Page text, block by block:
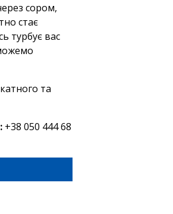
сором,
стає
турбує вас
та
+38 050 444 68